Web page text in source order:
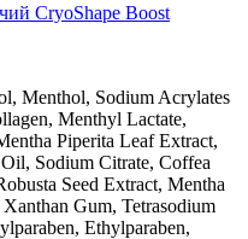
CryoShape Boost
Menthol, Sodium Acrylates
Menthyl Lactate,
Piperita Leaf Extract,
Sodium Citrate, Coffea
Seed Extract, Mentha
Gum, Tetrasodium
Ethylparaben,